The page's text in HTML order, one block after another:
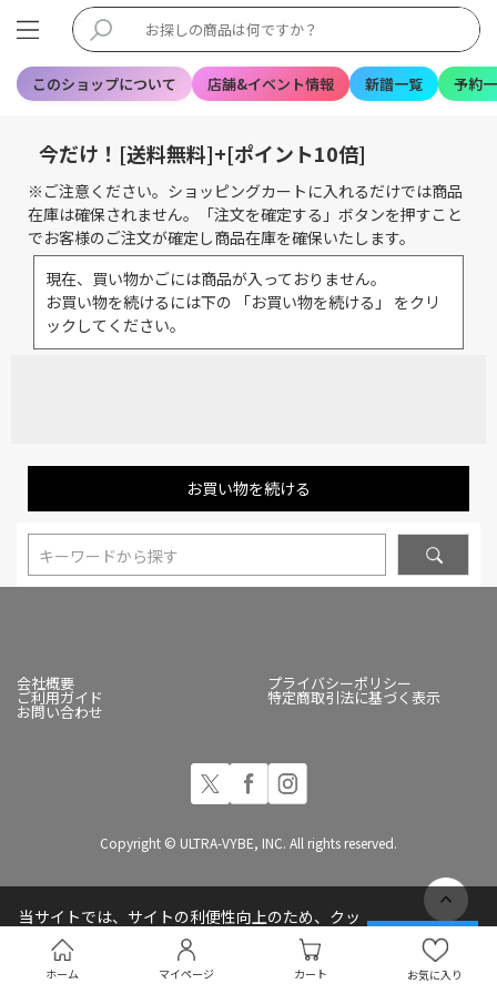
このショップについて 店舗&イベント情報 新譜一覧 予約
ホーム マイページ カート お気に入り
今だけ！[送料無料]+[ポイント10倍]
※ご注意ください。ショッピングカートに入れるだけでは商品
在庫は確保されません。「注文を確定する」ボタンを押すこと
でお客様のご注文が確定し商品在庫を確保いたします。
現在、買い物かごには商品が入っておりません。
お買い物を続けるには下の 「お買い物を続ける」 をクリ
ックしてください。
お買い物を続ける
キーワードから探す
会社概要 プライバシーポリシー
ご利用ガイド 特定商取引法に基づく表示
お問い合わせ
Copyright © ULTRA-VYBE, INC. All rights reserved.
当サイトでは、サイトの利便性向上のため、クッ
キー(Cookie)を使用しています
プライバシーポリシー
承諾する